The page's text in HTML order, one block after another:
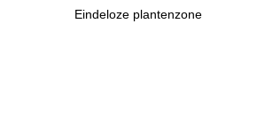
Eindeloze plantenzone